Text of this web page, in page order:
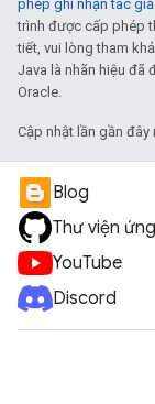
phép ghi nhận tác
trình được cấp phép
tiết, vui lòng tham
Java là nhãn hiệu đã
Oracle.
Cập nhật lần gần đây
Blog
Thư viện
YouTube
Discord